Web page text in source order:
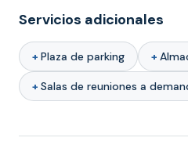
Servicios adicionales
Plaza de parking
Salas de reuniones a